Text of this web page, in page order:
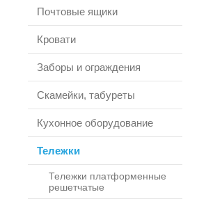
Почтовые ящики
Кровати
Заборы и ограждения
Скамейки, табуреты
Кухонное оборудование
Тележки
Тележки платформенные
решетчатые